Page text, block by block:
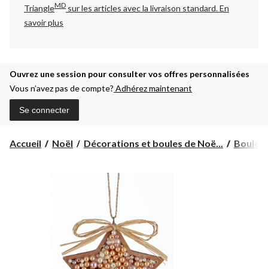
TriangleMD sur les articles avec la livraison standard.En
savoir plus
Ouvrez une session pour consulter vos offres personnalisées
Vous n’avez pas de compte? Adhérez maintenant
Se connecter
Accueil Noël Décorations et boules de Noë... Boules